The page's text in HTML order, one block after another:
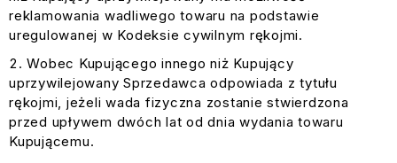
reklamowania wadliwego towaru na podstawie
uregulowanej w Kodeksie cywilnym rękojmi.
Wobec Kupującego innego niż Kupujący
uprzywilejowany Sprzedawca odpowiada z tytułu
rękojmi, jeżeli wada fizyczna zostanie stwierdzona
przed upływem dwóch lat od dnia wydania towaru
Kupującemu.